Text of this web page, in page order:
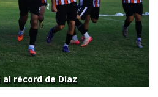
récord de Díaz